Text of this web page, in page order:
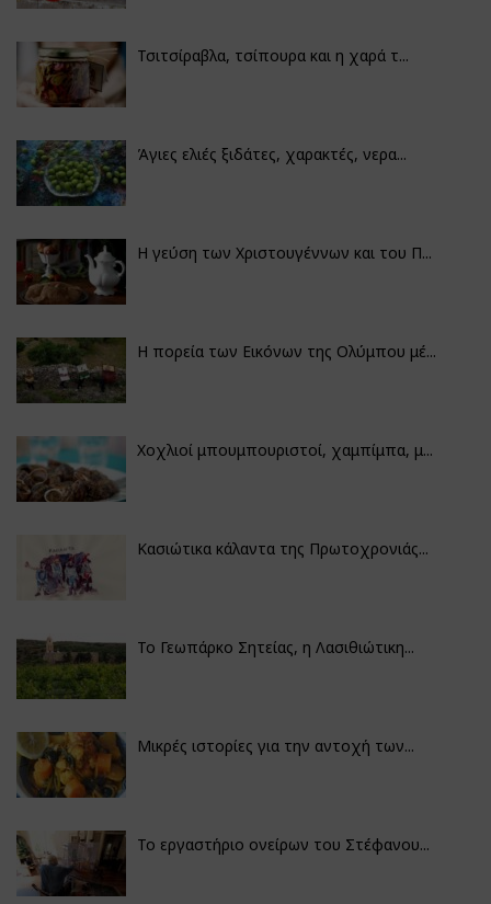
Τσιτσίραβλα, τσίπουρα και η χαρά τ...
Άγιες ελιές ξιδάτες, χαρακτές, νερα...
Η γεύση των Χριστουγέννων και του Π...
Η πορεία των Εικόνων της Ολύμπου μέ...
Χοχλιοί μπουμπουριστοί, χαμπίμπα, μ...
Κασιώτικα κάλαντα της Πρωτοχρονιάς...
Το Γεωπάρκο Σητείας, η Λασιθιώτικη...
Μικρές ιστορίες για την αντοχή των...
Το εργαστήριο ονείρων του Στέφανου...